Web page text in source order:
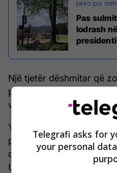
Pas
lodrash
presidenti
Një tjetër dëshmitar që
pranë, George, tha se
vraponin".
Yohan, i cili zotëron një
parkut, deklaroi se
dhe prindërit marrin
Unë shpesh shoh rreth 15
Telegrafi asks for
your personal